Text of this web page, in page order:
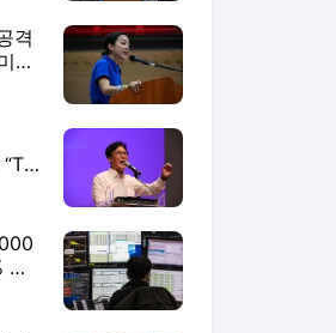
격
국
급
”